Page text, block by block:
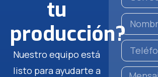
tu
producción?
Nuestro equipo está
listo para ayudarte a